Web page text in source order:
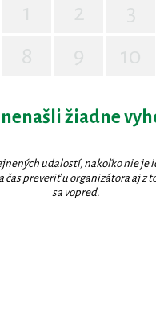
žiadne
udalostí, nakoľko nie
preveriť u organizátora aj z
sa vopred.